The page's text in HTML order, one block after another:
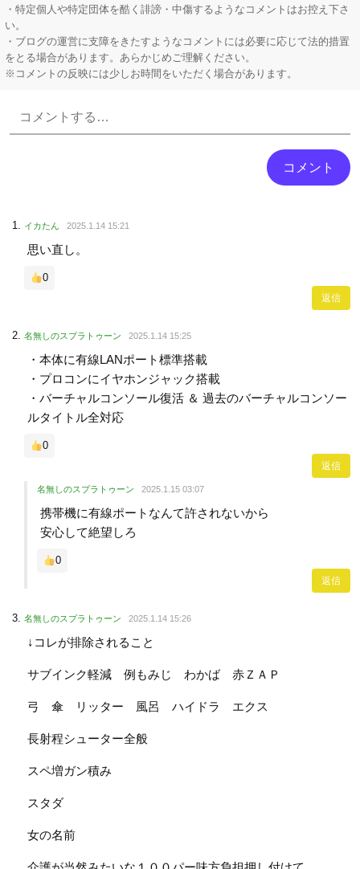
・特定個人や特定団体を酷く誹謗・中傷するようなコメントはお控え下さ
い。
・ブログの運営に支障をきたすようなコメントには必要に応じて法的措置
をとる場合があります。あらかじめご理解ください。
※コメントの反映には少しお時間をいただく場合があります。
イカたん 2025.1.14 15:21
思い直し。
0
返信
名無しのスプラトゥーン 2025.1.14 15:25
・本体に有線LANポート標準搭載
・プロコンにイヤホンジャック搭載
・バーチャルコンソール復活 ＆ 過去のバーチャルコンソー
ルタイトル全対応
0
返信
名無しのスプラトゥーン 2025.1.15 03:07
携帯機に有線ポートなんて許されないから
安心して絶望しろ
0
返信
名無しのスプラトゥーン 2025.1.14 15:26
↓コレが排除されること
サブインク軽減 例もみじ わかば 赤ＺＡＰ
弓 傘 リッター 風呂 ハイドラ エクス
長射程シューター全般
スペ増ガン積み
スタダ
女の名前